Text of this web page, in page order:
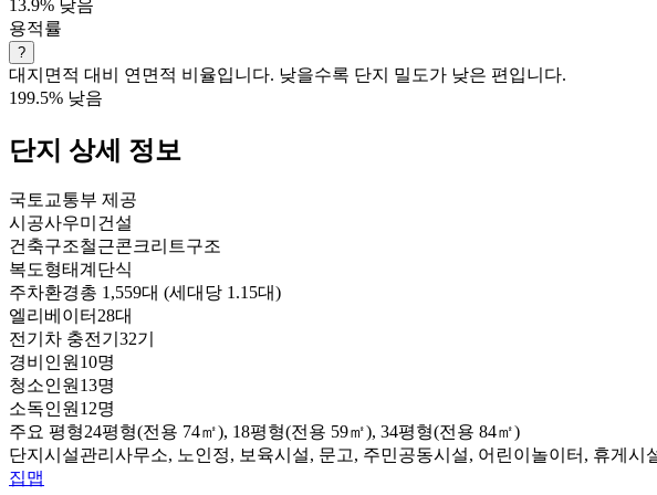
13.9% 낮음
용적률
?
대지면적 대비 연면적 비율입니다. 낮을수록 단지 밀도가 낮은 편입니다.
199.5% 낮음
단지 상세 정보
국토교통부 제공
시공사우미건설
건축구조철근콘크리트구조
복도형태계단식
주차환경총 1,559대 (세대당 1.15대)
엘리베이터28대
전기차 충전기 32기
경비인원10명
청소인원13명
소독인원12명
주요 평형24평형(전용 74㎡), 18평형(전용 59㎡), 34평형(전용 84㎡)
단지시설관리사무소, 노인정, 보육시설, 문고, 주민공동시설, 어린이놀이터, 휴게시
집맵